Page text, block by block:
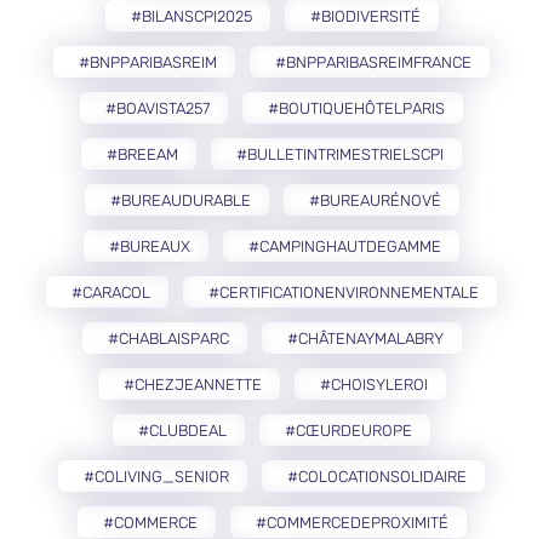
#BILANSCPI2025 #BIODIVERSITÉ
#BNPPARIBASREIM #BNPPARIBASREIMFRANCE
#BOAVISTA257 #BOUTIQUEHÔTELPARIS
#BREEAM #BULLETINTRIMESTRIELSCPI
#BUREAUDURABLE #BUREAURÉNOVÉ
#BUREAUX #CAMPINGHAUTDEGAMME
#CARACOL #CERTIFICATIONENVIRONNEMENTALE
#CHABLAISPARC #CHÂTENAYMALABRY
#CHEZJEANNETTE #CHOISYLEROI
#CLUBDEAL #CŒURDEUROPE
#COLIVING_SENIOR #COLOCATIONSOLIDAIRE
#COMMERCE #COMMERCEDEPROXIMITÉ